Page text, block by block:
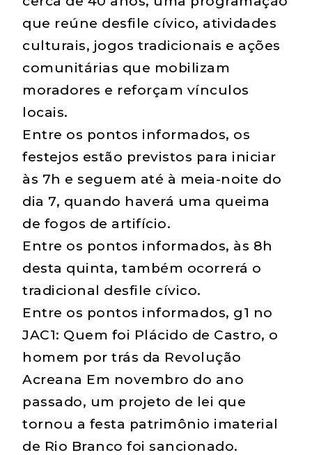
que reúne desfile cívico, atividades
culturais, jogos tradicionais e ações
comunitárias que mobilizam
moradores e reforçam vínculos
locais.
Entre os pontos informados, os
festejos estão previstos para iniciar
às 7h e seguem até à meia-noite do
dia 7, quando haverá uma queima
de fogos de artifício.
Entre os pontos informados, às 8h
desta quinta, também ocorrerá o
tradicional desfile cívico.
Entre os pontos informados, g1 no
JAC1: Quem foi Plácido de Castro, o
homem por trás da Revolução
Acreana Em novembro do ano
passado, um projeto de lei que
tornou a festa patrimônio imaterial
de Rio Branco foi sancionado.